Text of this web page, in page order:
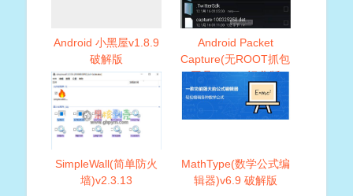
Android 小黑屋v1.8.9
破解版
Android Packet
Capture(无ROOT抓包
工具)v1.5.0汉化版
SimpleWall(简单防火
墙)v2.3.13
MathType(数学公式编
辑器)v6.9 破解版